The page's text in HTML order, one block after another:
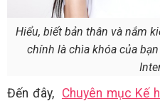
Hiểu, biết bản thân và nắm
chính là chìa khóa của
Đến đây, Chuyên mục Kế